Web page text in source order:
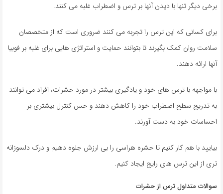
برخی دیگر تنها با دیدن آنها بر ترس و اضطراب غلبه می کنند.
برای کسانی که این ترس را تجربه می کنند ضروری است که از متخصصان
سلامت روان کمک بگیرند تا بتوانند حمایت و استراتژی هایی برای غلبه بر فوبیا
آنها ارائه دهند.
با مواجهه با ترس های خود و یادگیری بیشتر در مورد حشرات، افراد می توانند
به تدریج سطح اضطراب خود را کاهش دهند و حس کنترل بیشتری بر
احساسات خود به دست آورند.
بیایید با هم کار کنیم تا حشره هراسی را بی ارزش جلوه دهیم و درک دلسوزانه
تری از این ترس های رایج ایجاد کنیم.
سوالات متداول ترس از حشرات